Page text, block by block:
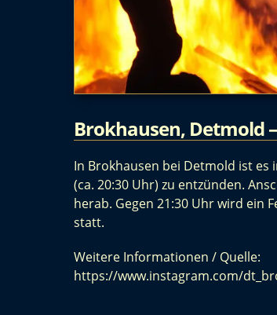
Brokhausen, Detmold
In Brokhausen bei Detmold ist es
(ca. 20:30 Uhr) zu entzünden.
herab. Gegen 21:30 Uhr wird ein
statt.
Weitere Informationen / Quelle:
https://www.instagram.com/